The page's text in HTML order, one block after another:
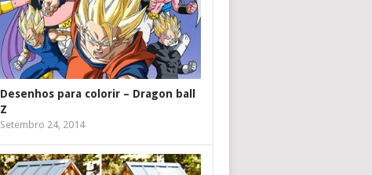
Desenhos para colorir – Dragon ball
Z
Setembro 24, 2014